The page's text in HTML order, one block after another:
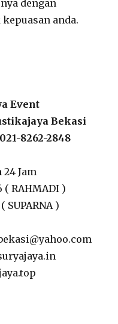
dengan
anda.
Event
Bekasi
8262-2848
24 Jam
( RAHMADI )
SUPARNA )